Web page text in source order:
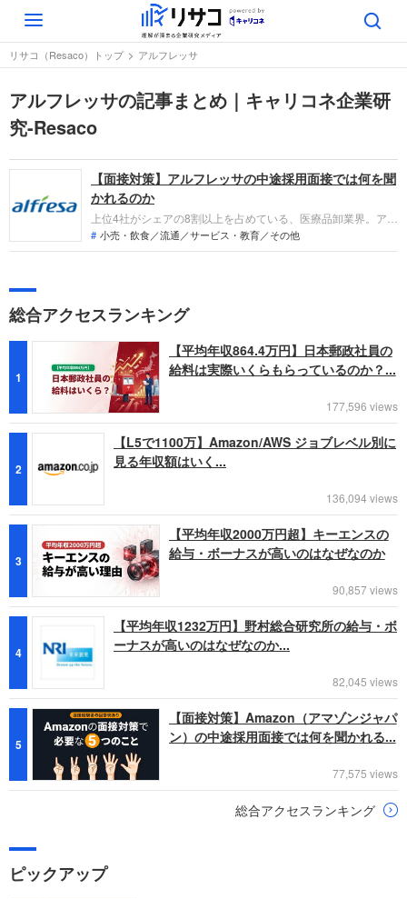
Toggle
navigation
リサコ（Resaco）トップ アルフレッサ
アルフレッサの記事まとめ｜キャリコネ企業研
究-Resaco
【面接対策】アルフレッサの中途採用面接では何を聞
かれるのか
上位4社がシェアの8割以上を占めている、医療品卸業界。アル
フレッサもその上位4社のひとつで、全国に物流拠点を有して
いるのが特徴です。中途採用では、薬剤師の転職やほかの物流
と対策の上面接を受けましょう。
小売・飲食／流通／サービス・教育／その他
総合アクセスランキング
1
【平均年収864.4万円】日本郵政社員の
給料は実際いくらもらっているのか？...
177,596 views
2
【L5で1100万】Amazon/AWS ジョブレベル別に
見る年収額はいく...
136,094 views
3
【平均年収2000万円超】キーエンスの
給与・ボーナスが高いのはなぜなのか
90,857 views
4
【平均年収1232万円】野村総合研究所の給与・ボ
ーナスが高いのはなぜなのか...
82,045 views
5
【面接対策】Amazon（アマゾンジャパ
ン）の中途採用面接では何を聞かれる...
77,575 views
総合アクセスランキング
ピックアップ